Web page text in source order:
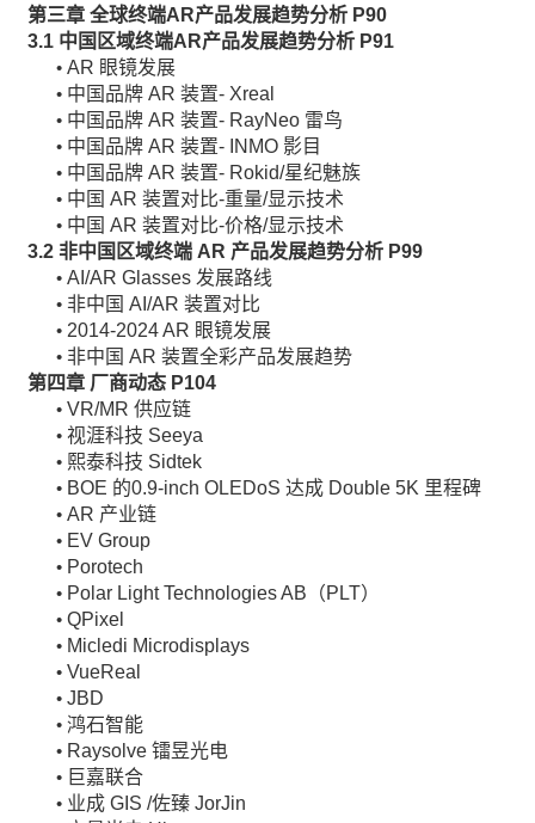
第三章 全球终端AR产品发展趋势分析 P90
3.1 中国区域终端AR产品发展趋势分析 P91
• AR 眼镜发展
• 中国品牌 AR 装置- Xreal
• 中国品牌 AR 装置- RayNeo 雷鸟
• 中国品牌 AR 装置- INMO 影目
• 中国品牌 AR 装置- Rokid/星纪魅族
• 中国 AR 装置对比-重量/显示技术
• 中国 AR 装置对比-价格/显示技术
3.2 非中国区域终端 AR 产品发展趋势分析 P99
• AI/AR Glasses 发展路线
• 非中国 AI/AR 装置对比
• 2014-2024 AR 眼镜发展
• 非中国 AR 装置全彩产品发展趋势
第四章 厂商动态 P104
• VR/MR 供应链
• 视涯科技 Seeya
• 熙泰科技 Sidtek
• BOE 的0.9-inch OLEDoS 达成 Double 5K 里程碑
• AR 产业链
• EV Group
• Porotech
• Polar Light Technologies AB（PLT）
• QPixel
• Micledi Microdisplays
• VueReal
• JBD
• 鸿石智能
• Raysolve 镭昱光电
• 巨嘉联合
• 业成 GIS /佐臻 JorJin